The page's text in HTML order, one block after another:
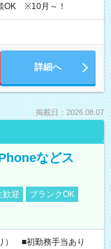
OK ※10月～！
詳細へ
掲載日：2026.08.07
などス
歓迎
ブランクOK
） ■初勤務手当あり